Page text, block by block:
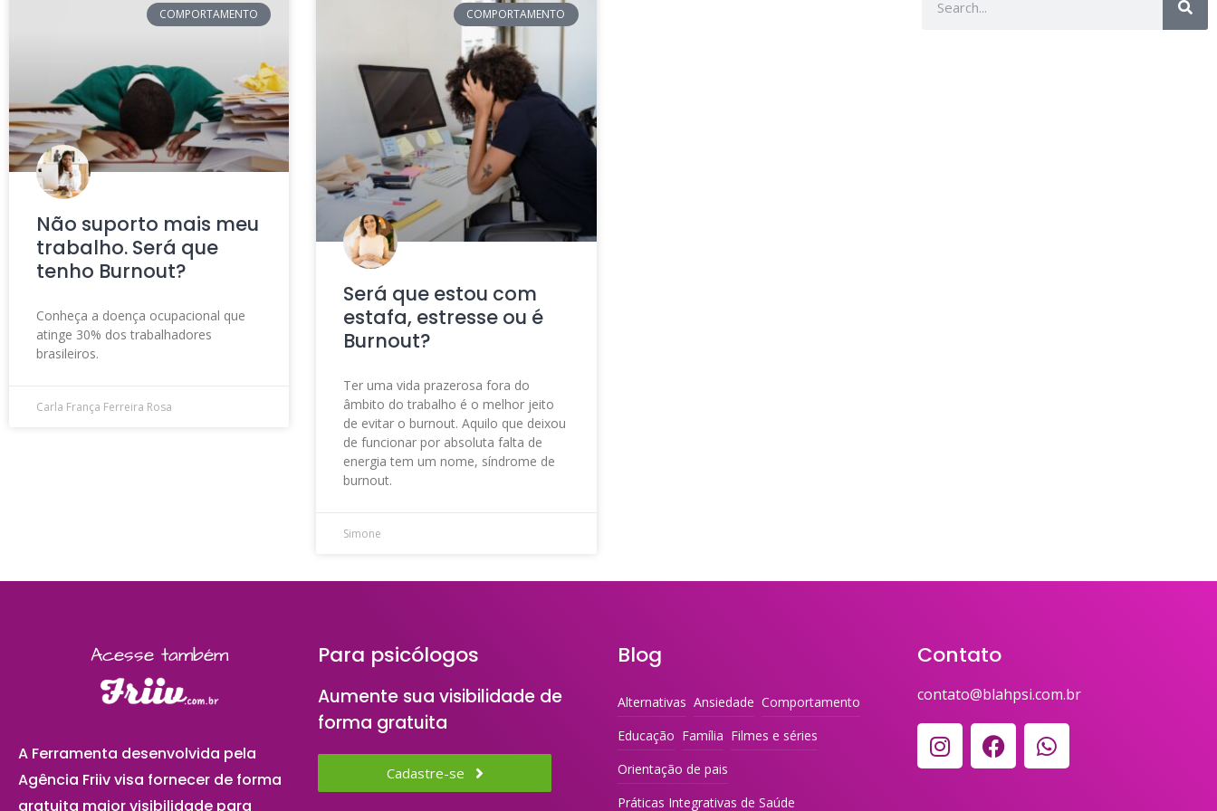
COMPORTAMENTO
Não suporto mais meu
trabalho. Será que
tenho Burnout?
Conheça a doença ocupacional que
atinge 30% dos trabalhadores
brasileiros.
Carla França Ferreira Rosa
COMPORTAMENTO
Será que estou com
estafa, estresse ou é
Burnout?
Ter uma vida prazerosa fora do
âmbito do trabalho é o melhor jeito
de evitar o burnout. Aquilo que deixou
de funcionar por absoluta falta de
energia tem um nome, síndrome de
burnout.
Simone
Acesse também
A Ferramenta desenvolvida pela
Agência Friiv visa fornecer de forma
gratuita maior visibilidade para
Para psicólogos
Aumente sua visibilidade de
forma gratuita
Cadastre-se
Blog
Alternativas Ansiedade Comportamento
Educação Família Filmes e séries
Orientação de pais
Práticas Integrativas de Saúde
Contato
contato@blahpsi.com.br